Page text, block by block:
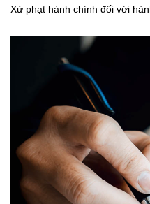
Xử phạt hành chính đối với